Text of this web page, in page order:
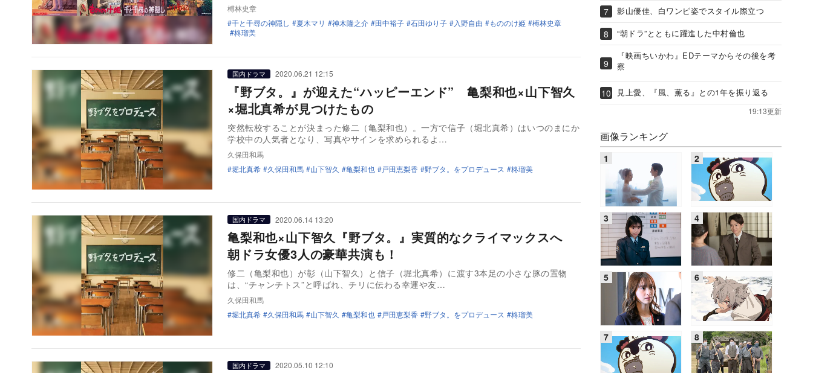
榑林史章
千と千尋の神隠し
夏木マリ 神木隆之介 田中裕子 石田ゆり子 入野自由 もののけ姫
榑林史章
柊瑠美
国内ドラマ 2020.06.21 12:15
『野ブタ。』が迎えた“ハッピーエンド” 亀梨和也×山下智久
×堀北真希が見つけたもの
突然転校することが決まった修二（亀梨和也）。一方で信子（堀北真希）はいつのまにか
学校中の人気者となり、写真やサインを求められるよ…
久保田和馬
堀北真希
久保田和馬 山下智久 亀梨和也 戸田恵梨香 野ブタ。をプロデュース 柊瑠美
国内ドラマ 2020.06.14 13:20
亀梨和也×山下智久『野ブタ。』実質的なクライマックスへ
朝ドラ女優3人の豪華共演も！
修二（亀梨和也）が彰（山下智久）と信子（堀北真希）に渡す3本足の小さな豚の置物
は、“チャンチトス”と呼ばれ、チリに伝わる幸運や友…
久保田和馬
堀北真希
久保田和馬 山下智久 亀梨和也 戸田恵梨香 野ブタ。をプロデュース 柊瑠美
国内ドラマ 2020.05.10 12:10
影山優佳、白ワンピ姿でスタイル際立つ
“朝ドラ”とともに躍進した中村倫也
『映画ちいかわ』EDテーマからその後を考
察
見上愛、『風、薫る』との1年を振り返る
19:13更新
画像ランキング